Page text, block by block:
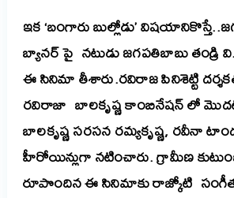
ఇక ‘బంగారు బుల్లోడు’
బ్యానర్ పై నటుడు జగపతిబాబు తండ్రి
ఈ సినిమా తీశారు.రవిరాజ పినిశెట్టి
రవిరాజా బాలకృష్ణ కాంబినేషన్ లో
బాలకృష్ణ సరసన రమ్యకృష్ణ, రవీనా
హీరోయిన్లుగా నటించారు. గ్రామీణ
రూపొందిన ఈ సినిమాకు రాజ్కోటి